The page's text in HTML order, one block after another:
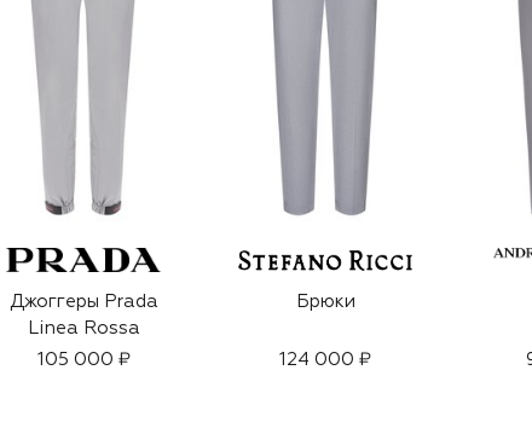
Джоггеры Prada
Linea Rossa
105 000 ₽
Брюки
124 000 ₽